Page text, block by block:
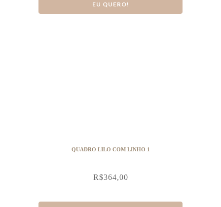
EU QUERO!
QUADRO LILO COM LINHO 1
R$364,00